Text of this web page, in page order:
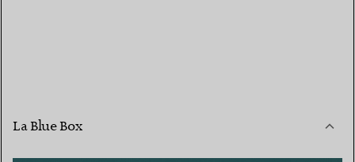
La Blue Box